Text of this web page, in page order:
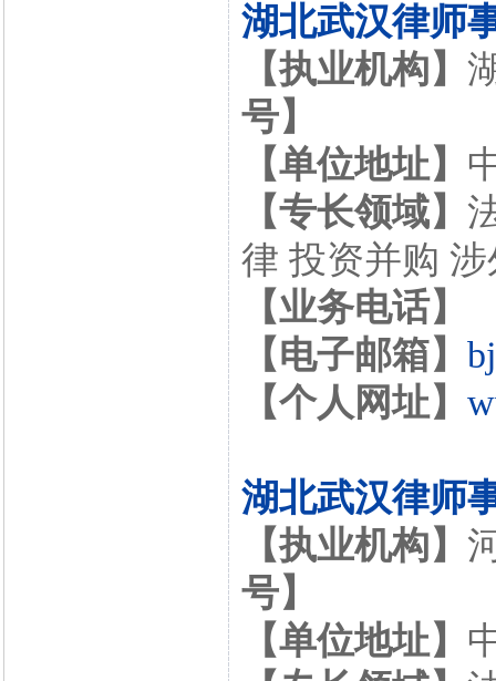
湖北武汉律师
【执业机构】
号】
【单位地址】
【专长领域】
律 投资并购
【业务电话】
【电子邮箱】
【个人网址】
湖北武汉律师
【执业机构】
号】
【单位地址】